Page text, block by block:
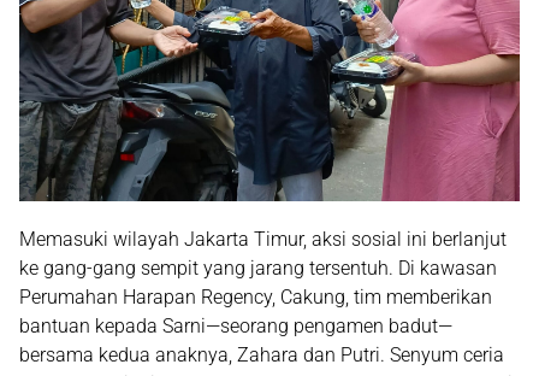
Memasuki wilayah Jakarta Timur, aksi sosial ini berlanjut
ke gang-gang sempit yang jarang tersentuh. Di kawasan
Perumahan Harapan Regency, Cakung, tim memberikan
bantuan kepada Sarni—seorang pengamen badut—
bersama kedua anaknya, Zahara dan Putri. Senyum ceria